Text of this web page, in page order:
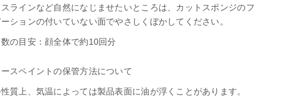
ラインなど自然になじませたいところは、カットスポンジのフ
ーションの付いていない面でやさしくぼかしてください。
の目安：顔全体で約10回分
スペイントの保管方法について
質上、気温によっては製品表面に油が浮くことがあります。